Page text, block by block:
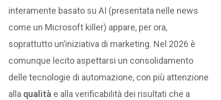
interamente basato su AI (presentata nelle news
come un Microsoft killer) appare, per ora,
soprattutto un’iniziativa di marketing. Nel 2026 è
comunque lecito aspettarsi un consolidamento
delle tecnologie di automazione, con più attenzione
alla qualità e alla verificabilità dei risultati che a